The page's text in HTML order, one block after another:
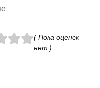
( Пока оценок
нет )